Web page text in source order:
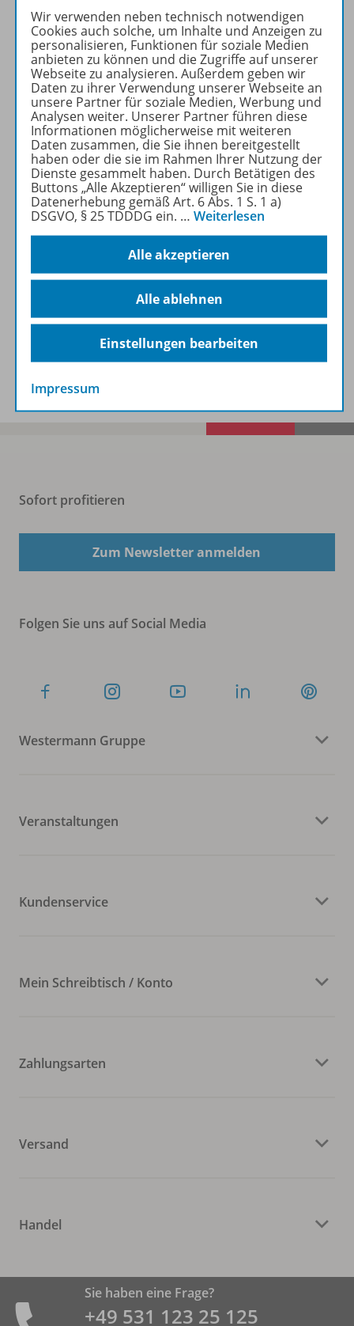
Ihren Unterricht aktuell und
einfach zu gestalten. Jede
Woche drei bis vier
Neuerscheinungen mit
großem Online Archiv.
Mehr erfahren
Informationen
Spar-Pakete
Sofort profitieren
Zum Newsletter anmelden
Folgen Sie uns auf Social Media
Westermann Gruppe
Veranstaltungen
Kundenservice
Mein Schreibtisch / Konto
Zahlungsarten
Versand
Handel
Sie haben eine Frage?
+49 531 ­123 25 125
Wir verwenden neben technisch notwendigen
Cookies auch solche, um Inhalte und Anzeigen zu
personalisieren, Funktionen für soziale Medien
anbieten zu können und die Zugriffe auf unserer
Webseite zu analysieren. Außerdem geben wir
Daten zu ihrer Verwendung unserer Webseite an
unsere Partner für soziale Medien, Werbung und
Analysen weiter. Unserer Partner führen diese
Informationen möglicherweise mit weiteren
Daten zusammen, die Sie ihnen bereitgestellt
haben oder die sie im Rahmen Ihrer Nutzung der
Dienste gesammelt haben. Durch Betätigen des
Buttons „Alle Akzeptieren“ willigen Sie in diese
Datenerhebung gemäß Art. 6 Abs. 1 S. 1 a)
DSGVO, § 25 TDDDG ein. … Weiterlesen
Alle akzeptieren
Alle ablehnen
Einstellungen bearbeiten
Impressum